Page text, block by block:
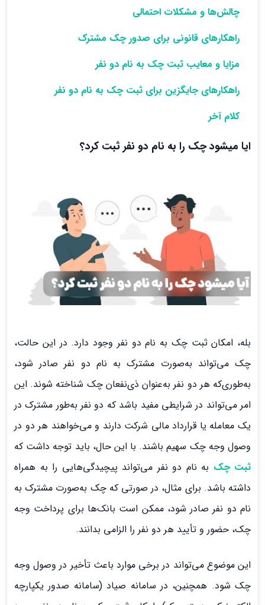
چالش‌ها و مشکلات احتمالی
راهکارهای قانونی برای صدور چک مشترک
مزایا و معایب ثبت چک به نام دو نفر
راهکارهای جایگزین برای ثبت چک به نام دو نفر
کلام آخر
ایا میشود چک را به نام دو نفر ثبت کرد؟
بله، امکان ثبت چک به نام دو نفر وجود دارد. در این حالت،
چک می‌تواند به‌صورت مشترک به نام دو نفر صادر شود،
به‌طوری‌که هر دو نفر به‌عنوان ذی‌نفعان چک شناخته شوند. این
امر می‌تواند در شرایطی مفید باشد که دو نفر به‌طور مشترک در
یک معامله یا قرارداد مالی شرکت دارند و می‌خواهند هر دو در
وصول وجه چک سهیم باشند. با این حال، باید توجه داشت که
ثبت چک به نام دو نفر می‌تواند پیچیدگی‌هایی را به همراه
داشته باشد. برای مثال، در صورتی که چک به‌صورت مشترک به
نام دو نفر صادر شود، ممکن است بانک‌ها برای پرداخت وجه
چک، حضور و تأیید هر دو نفر را الزامی بدانند.
این موضوع می‌تواند در برخی موارد باعث تأخیر در وصول وجه
چک شود. همچنین، در سامانه صیاد (سامانه صدور یکپارچه